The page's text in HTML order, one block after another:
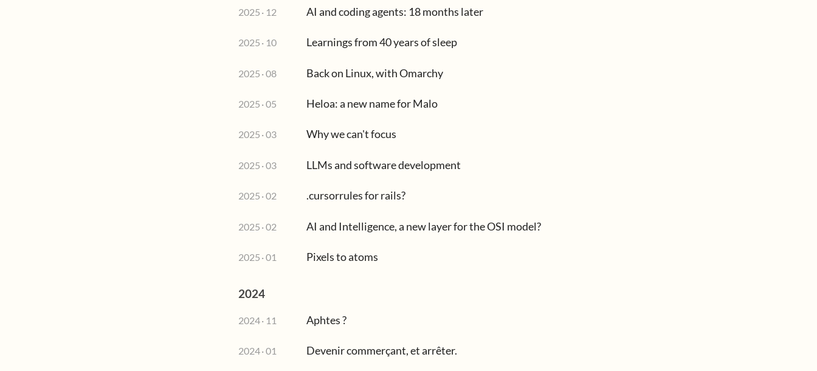
2025 · 12 AI and coding agents: 18 months later
2025 · 10 Learnings from 40 years of sleep
2025 · 08 Back on Linux, with Omarchy
2025 · 05 Heloa: a new name for Malo
2025 · 03 Why we can't focus
2025 · 03 LLMs and software development
2025 · 02 .cursorrules for rails?
2025 · 02 AI and Intelligence, a new layer for the OSI model?
2025 · 01 Pixels to atoms
2024
2024 · 11 Aphtes ?
2024 · 01 Devenir commerçant, et arrêter.